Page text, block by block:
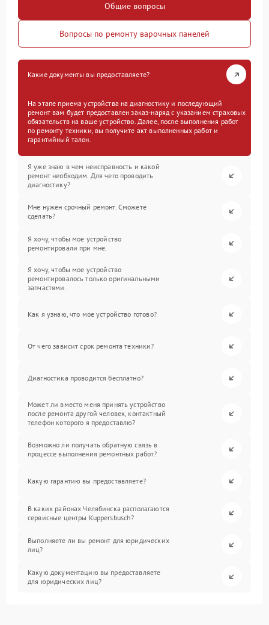
Общие вопросы
Вопросы по ремонту варочных панелей
Какие документы вы предоставляете?
На этапе приема устройства на диагностику и последующий
ремонт вам будет предоставлен заказ-наряд с указанием страховых
обязательств на ваше устройство. Далее, после выполнения работ
по ремонту техники, вы получите акт выполненных работ и
гарантийный талон.
Я уже знаю в чем неисправность и какой
ремонт необходим. Для чего проводить
диагностику?
Мне нужен срочный ремонт. Сможете
сделать?
Я хочу, чтобы мое устройство
ремонтировали при мне.
Я хочу, чтобы мое устройство
ремонтировалось только оригинальными
запчастями.
Как я узнаю, что мое устройство готово?
От чего зависит срок ремонта техники?
Диагностика проводится бесплатно?
Может ли вместо меня принять устройство
после ремонта другой человек, контактный
телефон которого я предоставлю?
Возможно ли получать обратную связь в
процессе выполнения ремонтных работ?
Какую гарантию вы предоставляете?
В каких районах Челябинска располагаются
сервисные центры Kuppersbusch?
Выполняете ли вы ремонт для юридических
лиц?
Какую документацию вы предоставляете
для юридических лиц?